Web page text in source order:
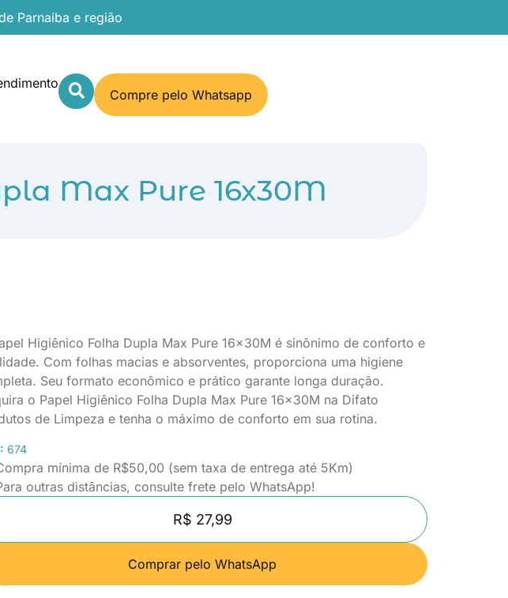
Parnaiba e região
Compre pelo Whatsapp
Max Pure 16x30M
Higiênico Folha Dupla Max Pure 16x30M é sinônimo de conforto e
Com folhas macias e absorventes, proporciona uma higiene
Seu formato econômico e prático garante longa duração.
o Papel Higiênico Folha Dupla Max Pure 16x30M na Difato
de Limpeza e tenha o máximo de conforto em sua rotina.
674
mínima de R$50,00 (sem taxa de entrega até 5Km)
outras distâncias, consulte frete pelo WhatsApp!
R$ 27,99
Comprar pelo WhatsApp